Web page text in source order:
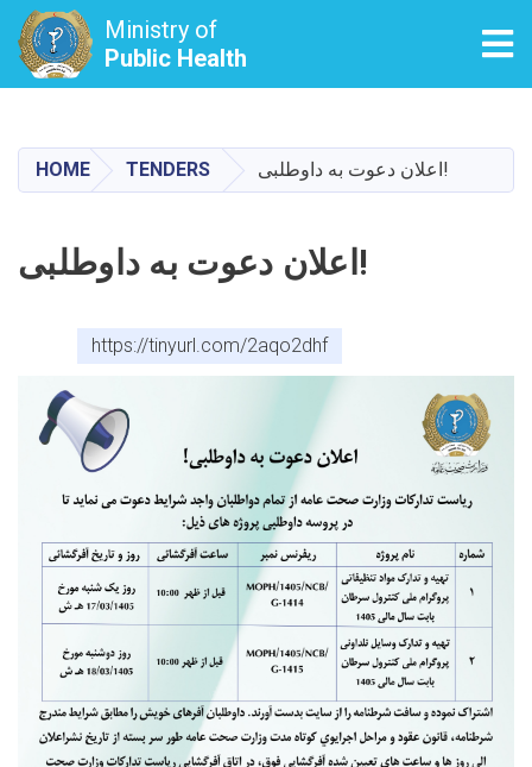
main
content
Ministry of
Public Health
HOME TENDERS اعلان دعوت به داوطلبی!
اعلان دعوت به داوطلبی!
https://tinyurl.com/2aqo2dhf